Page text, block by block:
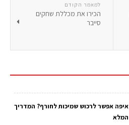
למאמר הקודם
הכירו את מכללת שחקים
סייבר
איפה אפשר לרכוש שמיכות לחורף? המדריך
המלא